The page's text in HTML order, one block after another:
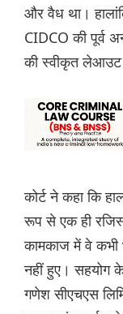
और वैध था।
CIDCO की पूर्व
की स्वीकृत लेआउट
कोर्ट ने कहा कि
रूप से एक ही
कामकाज में वे कभी
नहीं हुए। सहयोग
गणेश सीएचएस